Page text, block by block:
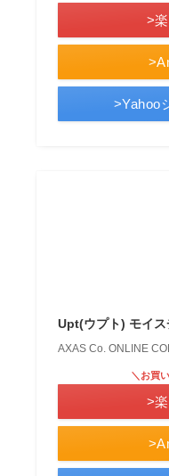
>
>Yahoo
Upt(ウプト) モイ
AXAS Co. ONLINE
＼お買
>